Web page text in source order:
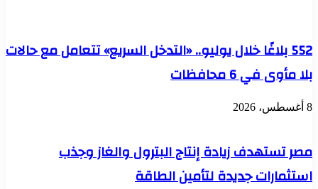
الأعمال552 بلاغًا خلال يوليو.. «التدخل السريع» تتعامل مع حالات
بلا مأوى في 6 محافظات
8 أغسطس، 2026
مصر تستهدف زيادة إنتاج البترول والغاز وجذب
استثمارات جديدة لتأمين الطاقة